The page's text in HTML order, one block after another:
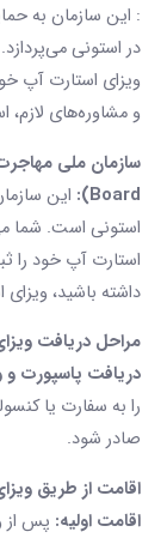
: این سازمان به
در استونی
ویزای استارت آپ
و مشاوره‌های لازم،
Board):
این
استونی است. شما
استارت آپ خود را
داشته باشید،
مراحل دریافت
دریافت پاسپورت و
را به سفارت یا
صادر شود.
اقامت از طریق
اقامت اولیه: پس از